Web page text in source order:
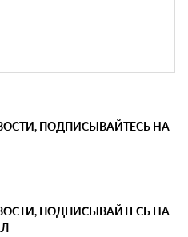
ПОДПИСЫВАЙТЕСЬ НА
ПОДПИСЫВАЙТЕСЬ НА